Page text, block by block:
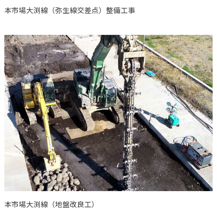
本市場大渕線（弥生線交差点）整備工事
本市場大渕線（地盤改良工）